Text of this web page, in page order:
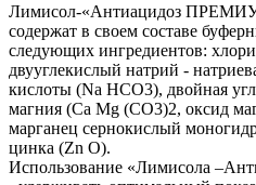
Лимисол-«Антиацидоз
содержат в своем составе
следующих ингредиентов:
двууглекислый натрий -
кислоты (Na HCO3), двойная
магния (Ca Mg (CO3)2, оксид
марганец сернокислый
цинка (Zn O).
Использование «Лимисола